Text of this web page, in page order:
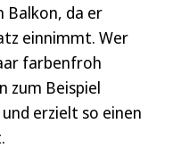
Balkon, da er
einnimmt. Wer
farbenfroh
zum Beispiel
erzielt so einen